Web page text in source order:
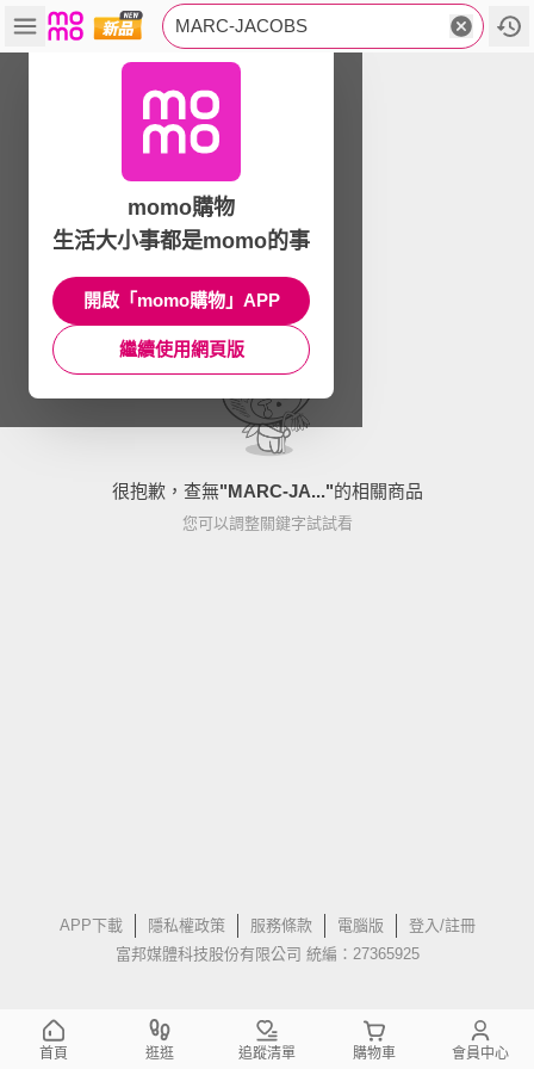
MARC-JACOBS
很抱歉，查無"MARC-JA..."的相關商品
您可以調整關鍵字試試看
APP下載 隱私權政策 服務條款 電腦版
登入/註冊
富邦媒體科技股份有限公司 統編：27365925
momo購物
生活大小事都是momo的事
開啟「momo購物」APP
繼續使用網頁版
首頁 逛逛 追蹤清單 購物車 會員中心